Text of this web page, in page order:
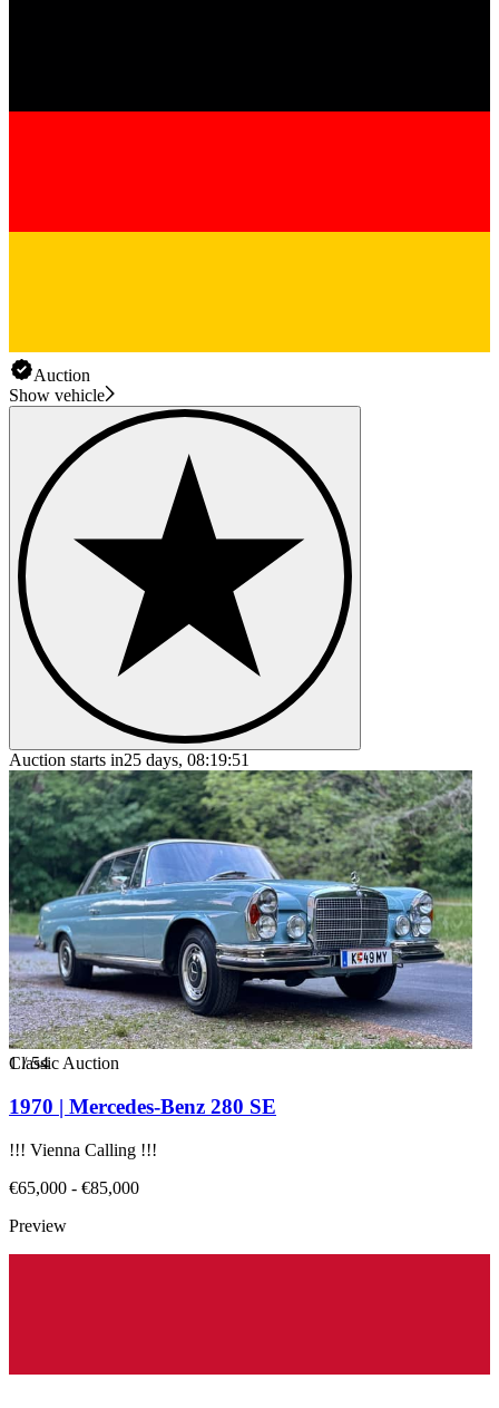
Auction
Show vehicle
Auction starts in25 days, 08:19:51
1/54
Classic Auction
1970 | Mercedes-Benz 280 SE
!!! Vienna Calling !!!
€65,000 - €85,000
Preview